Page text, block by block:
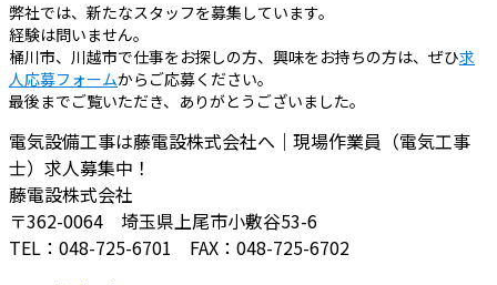
弊社では、新たなスタッフを募集しています。
経験は問いません。
桶川市、川越市で仕事をお探しの方、興味をお持ちの方は、ぜひ求
人応募フォームからご応募ください。
最後までご覧いただき、ありがとうございました。
電気設備工事は藤電設株式会社へ｜現場作業員（電気工事
士）求人募集中！
藤電設株式会社
〒362-0064 埼玉県上尾市小敷谷53-6
TEL：048-725-6701 FAX：048-725-6702